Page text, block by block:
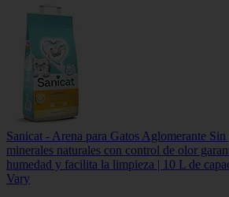
Sanicat - Arena para Gatos Aglomerante
minerales naturales con control de olor
humedad y facilita la limpieza | 10 L de
Vary